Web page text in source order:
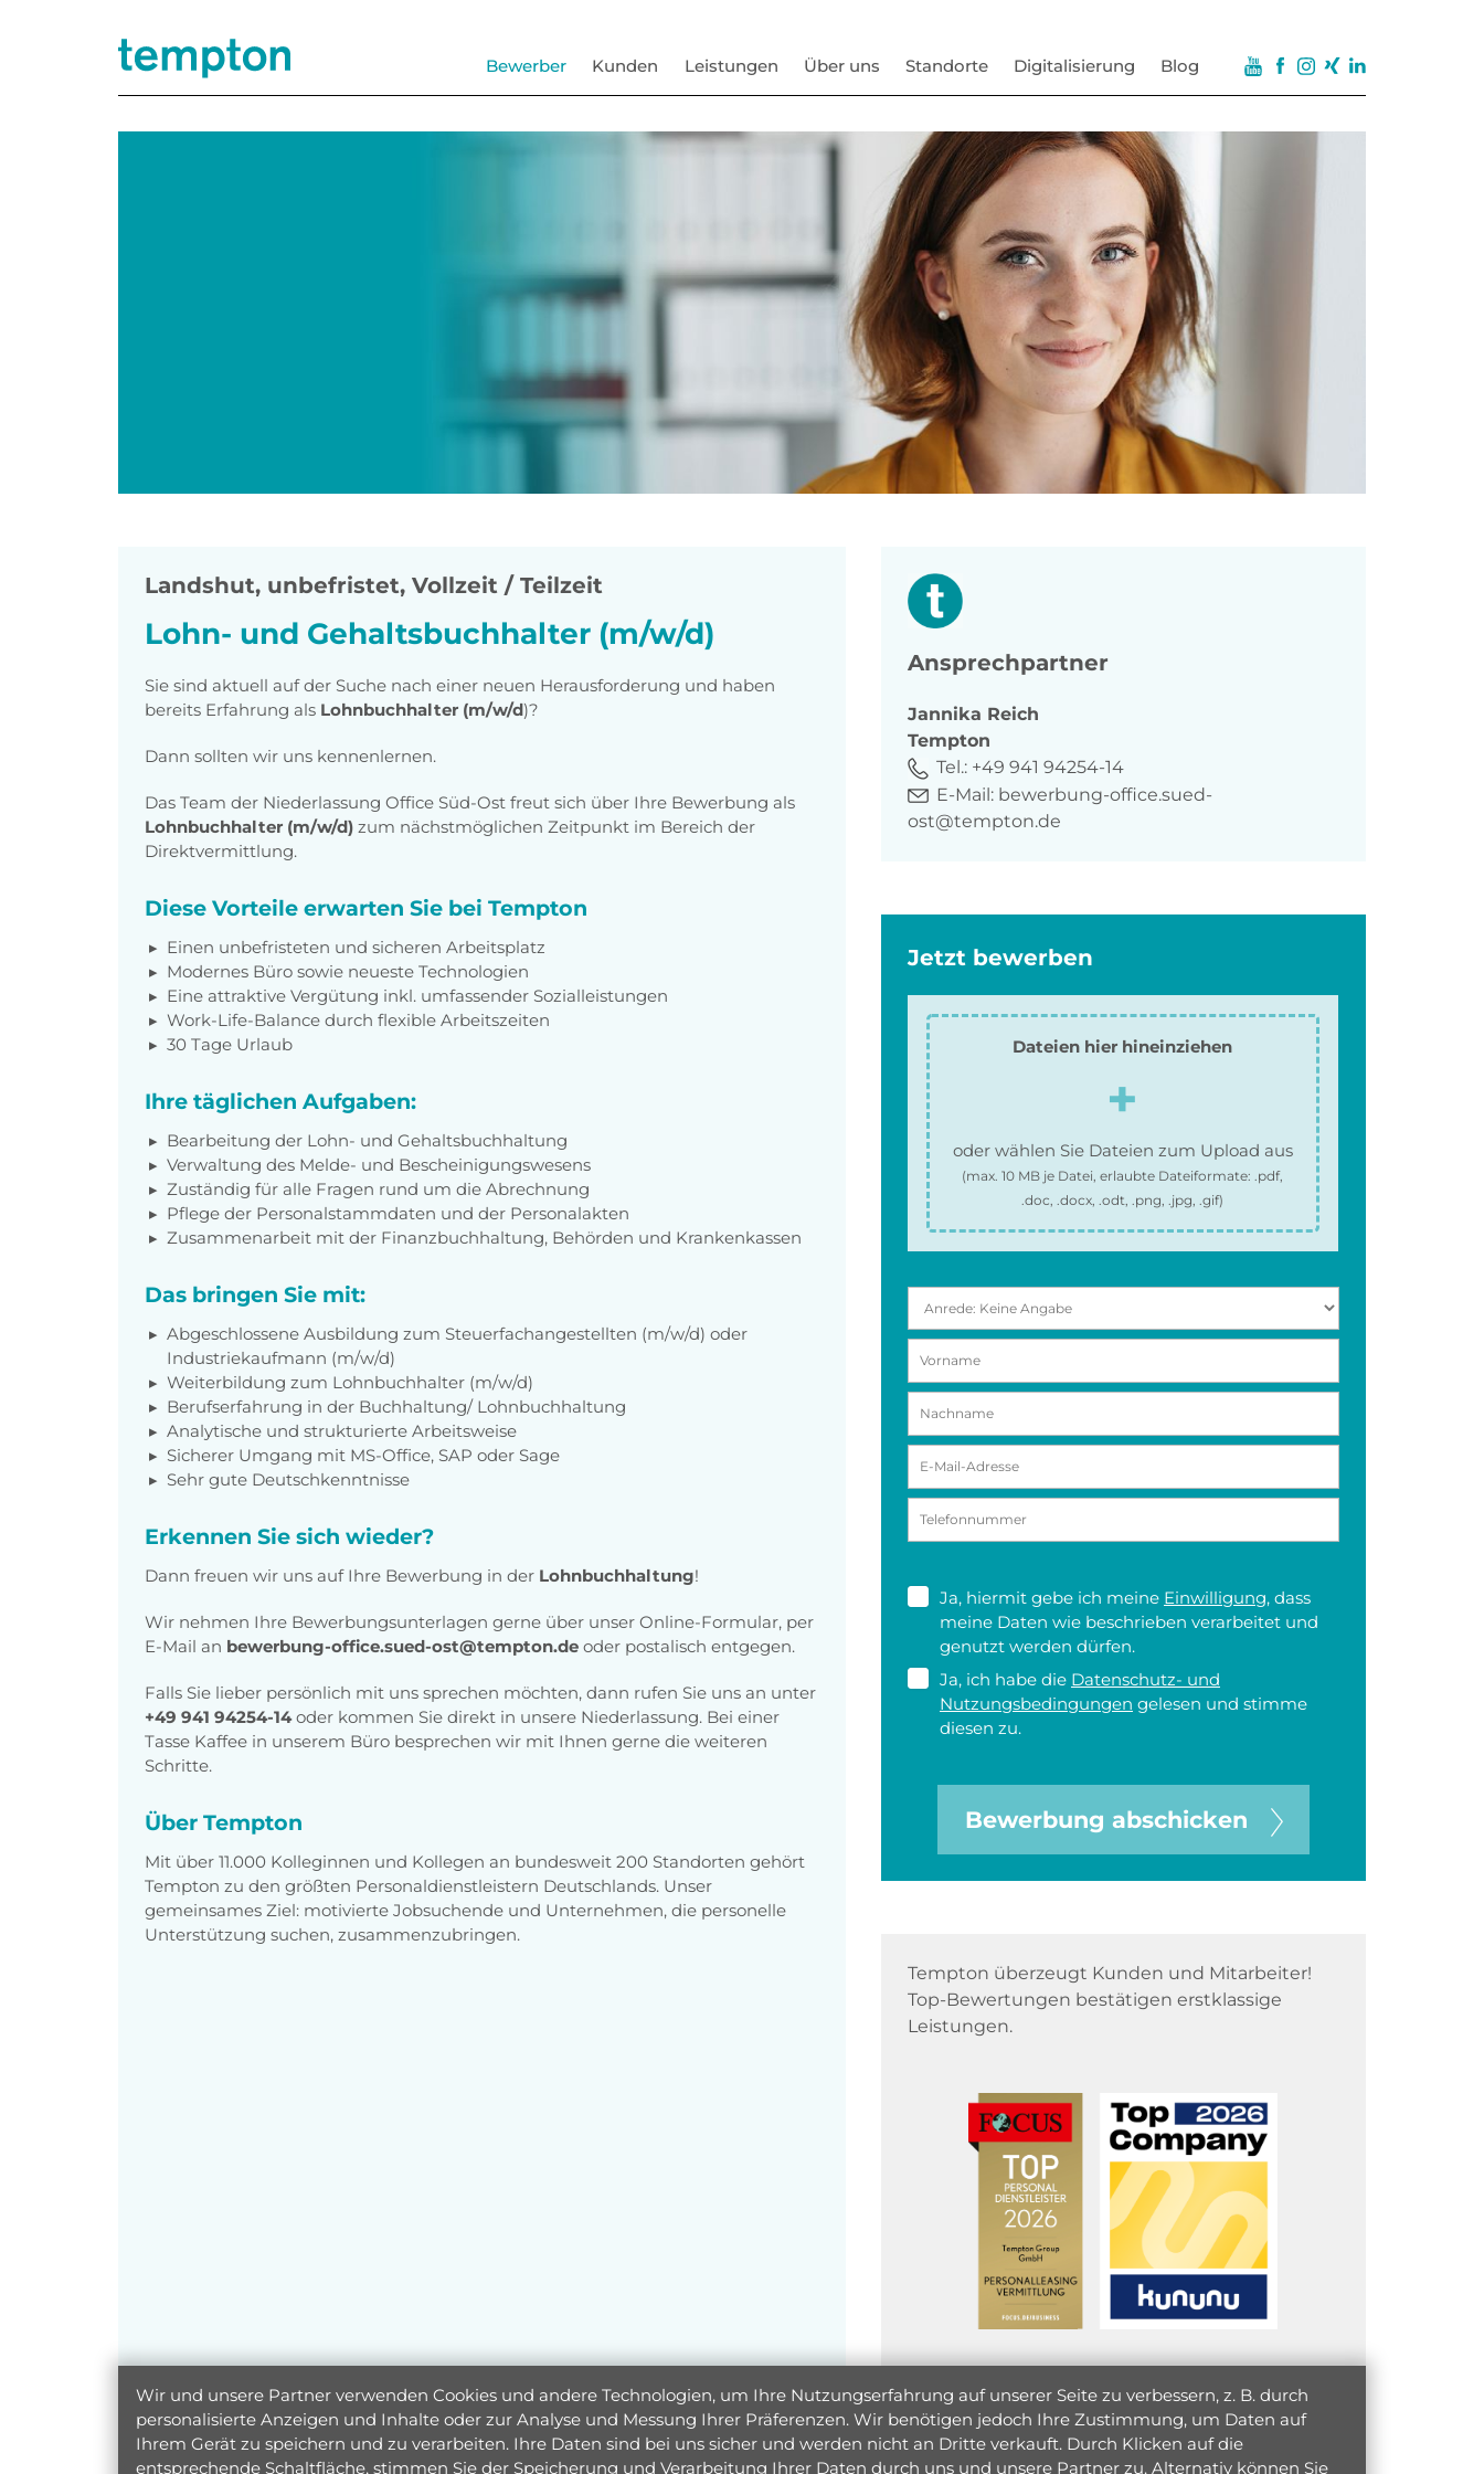
Bewerber Kunden Leistungen Über uns Standorte Digitalisierung Blog
Landshut, unbefristet, Vollzeit / Teilzeit
Lohn- und Gehaltsbuchhalter (m/w/d)
Sie sind aktuell auf der Suche nach einer neuen Herausforderung und haben
bereits Erfahrung als Lohnbuchhalter (m/w/d)?
Dann sollten wir uns kennenlernen.
Das Team der Niederlassung Office Süd-Ost freut sich über Ihre Bewerbung als
Lohnbuchhalter (m/w/d) zum nächstmöglichen Zeitpunkt im Bereich der
Direktvermittlung.
Diese Vorteile erwarten Sie bei Tempton
Einen unbefristeten und sicheren Arbeitsplatz
Modernes Büro sowie neueste Technologien
Eine attraktive Vergütung inkl. umfassender Sozialleistungen
Work-Life-Balance durch flexible Arbeitszeiten
30 Tage Urlaub
Ihre täglichen Aufgaben:
Bearbeitung der Lohn- und Gehaltsbuchhaltung
Verwaltung des Melde- und Bescheinigungswesens
Zuständig für alle Fragen rund um die Abrechnung
Pflege der Personalstammdaten und der Personalakten
Zusammenarbeit mit der Finanzbuchhaltung, Behörden und Krankenkassen
Das bringen Sie mit:
Abgeschlossene Ausbildung zum Steuerfachangestellten (m/w/d) oder
Industriekaufmann (m/w/d)
Weiterbildung zum Lohnbuchhalter (m/w/d)
Berufserfahrung in der Buchhaltung/ Lohnbuchhaltung
Analytische und strukturierte Arbeitsweise
Sicherer Umgang mit MS-Office, SAP oder Sage
Sehr gute Deutschkenntnisse
Erkennen Sie sich wieder?
Dann freuen wir uns auf Ihre Bewerbung in der Lohnbuchhaltung!
Wir nehmen Ihre Bewerbungsunterlagen gerne über unser Online-Formular, per
E-Mail an bewerbung-office.sued-ost@tempton.de oder postalisch entgegen.
Falls Sie lieber persönlich mit uns sprechen möchten, dann rufen Sie uns an unter
+49 941 94254-14oder kommen Sie direkt in unsere Niederlassung. Bei einer
Tasse Kaffee in unserem Büro besprechen wir mit Ihnen gerne die weiteren
Schritte.
Über Tempton
Mit über 11.000 Kolleginnen und Kollegen an bundesweit 200 Standorten gehört
Tempton zu den größten Personaldienstleistern Deutschlands. Unser
gemeinsames Ziel: motivierte Jobsuchende und Unternehmen, die personelle
Unterstützung suchen, zusammenzubringen.
Ansprechpartner
Jannika Reich
Tempton
Tel.: +49 941 94254-14
E-Mail: bewerbung-office.sued-
ost@tempton.de
Jetzt bewerben
Dateien hier hineinziehen
oder wählen Sie Dateien zum Upload aus
(max.10 MB je Datei, erlaubte Dateiformate:.pdf,
.doc, .docx, .odt, .png, .jpg, .gif)
Ja, hiermit gebe ich meine Einwilligung, dass
meine Daten wie beschrieben verarbeitet und
genutzt werden dürfen.
Ja, ich habe die Datenschutz- und
Nutzungsbedingungen gelesen und stimme
diesen zu.
Bewerbung abschicken
Tempton überzeugt Kunden und Mitarbeiter!
Top-Bewertungen bestätigen erstklassige
Leistungen.
Wir und unsere Partner verwenden Cookies und andere Technologien, um Ihre Nutzungserfahrung auf unserer Seite zu verbessern, z. B. durch
personalisierte Anzeigen und Inhalte oder zur Analyse und Messung Ihrer Präferenzen. Wir benötigen jedoch Ihre Zustimmung, um Daten auf
Ihrem Gerät zu speichern und zu verarbeiten. Ihre Daten sind bei uns sicher und werden nicht an Dritte verkauft. Durch Klicken auf die
entsprechende Schaltfläche, stimmen Sie der Speicherung und Verarbeitung Ihrer Daten durch uns und unsere Partner zu. Alternativ können Sie